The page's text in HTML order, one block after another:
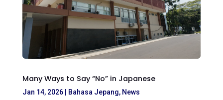
Many Ways to Say “No” in Japanese
Jan 14, 2026| Bahasa Jepang, News